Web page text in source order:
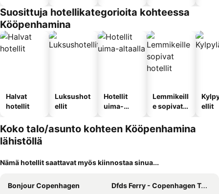
Suosittuja hotellikategorioita kohteessa
Kööpenhamina
Halvat
hotellit
Luksushot
ellit
Hotellit
uima-
Lemmikeill
e sopivat
ellit
Koko talo/asunto kohteen Kööpenhamina
lähistöllä
Nämä hotellit saattavat myös kiinnostaa sinua...
Bonjour Copenhagen
Dfds Ferry - Copenhagen To Oslo